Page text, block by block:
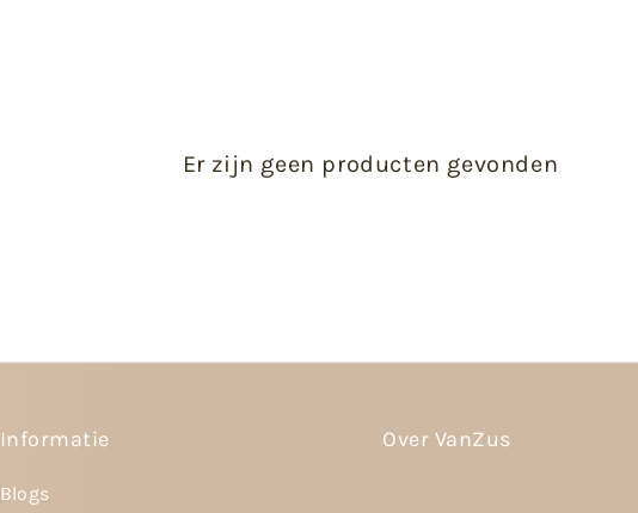
Er zijn geen producten gevonden
Informatie
Blogs
Over VanZus